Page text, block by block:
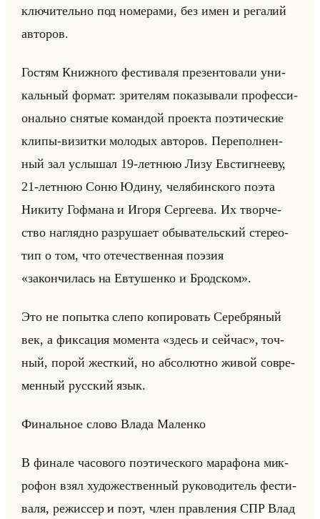
клю­чи­тельно под но­ме­ра­ми, без имен и ре­га­лий
ав­то­ров.
Го­стям Книж­но­го фе­сти­ва­ля пре­зен­то­ва­ли уни­
кальный фор­мат: зри­те­лям по­ка­зы­ва­ли про­фес­си­
онально сня­тые ко­ман­дой про­ек­та по­эти­че­ские
клипы-ви­зит­ки мо­ло­дых ав­то­ров. Пе­ре­пол­нен­
ный зал услы­шал 19-лет­нюю Лизу Ев­стиг­не­еву,
21-лет­нюю Соню Юдину, че­ля­бин­ско­го поэта
Ни­ки­ту Гоф­ма­на и Игоря Сер­ге­ева. Их твор­че­
ство на­гляд­но раз­ру­ша­ет обы­ва­тельский сте­рео­
тип о том, что оте­че­ствен­ная по­эзия
«закончилась на Евтушенко и Бродском».
Это не по­пыт­ка слепо ко­пи­ро­вать Се­реб­ря­ный
век, а фик­са­ция мо­мен­та «здесь и сейчас», точ­
ный, порой жест­кий, но аб­со­лют­но живой со­вре­
мен­ный рус­ский язык.
Фи­нальное слово Влада Ма­лен­ко
В фи­на­ле ча­со­во­го по­эти­че­ско­го ма­ра­фо­на мик­
ро­фон взял ху­до­же­ствен­ный ру­ко­во­ди­тель фе­сти­
ва­ля, ре­жис­сер и поэт, член прав­ле­ния СПР Влад